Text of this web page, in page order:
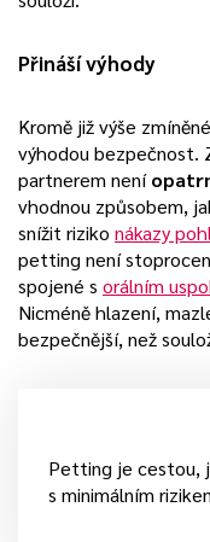
Přináší výhody
Kromě již výše
výhodou bezpečnost.
partnerem není
vhodnou způsobem,
snížit riziko nákazy
petting není
spojené s orálním
Nicméně hlazení,
bezpečnější, než
Petting je cestou,
s minimálním